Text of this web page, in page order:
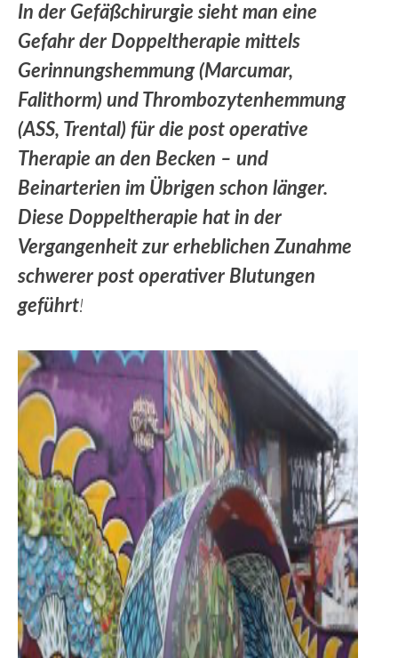
In der Gefäßchirurgie sieht man eine
Gefahr der Doppeltherapie mittels
Gerinnungshemmung (Marcumar,
Falithorm) und Thrombozytenhemmung
(ASS, Trental) für die post operative
Therapie an den Becken – und
Beinarterien im Übrigen schon länger.
Diese Doppeltherapie hat in der
Vergangenheit zur erheblichen Zunahme
schwerer post operativer Blutungen
geführt!